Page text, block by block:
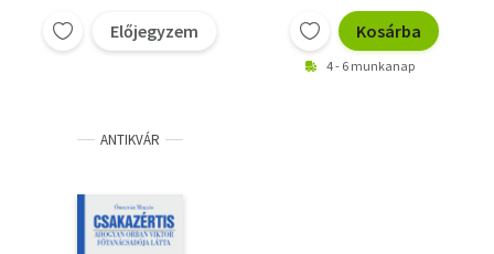
Előjegyzem Kosárba
4 - 6 munkanap
ANTIKVÁR